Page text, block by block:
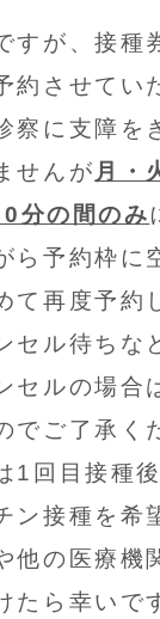
すが、接種
約させてい
察に支障を
せんが 月・
分の間のみ
ら予約枠に
て再度予約
セル待ちな
セルの場合
でご了承く
1回目接種
ン接種を希
他の医療機
たら幸いで